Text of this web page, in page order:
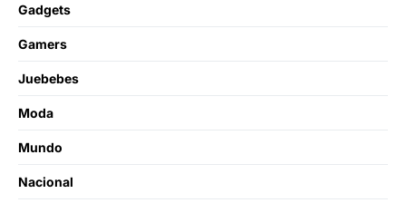
Gadgets
Gamers
Juebebes
Moda
Mundo
Nacional